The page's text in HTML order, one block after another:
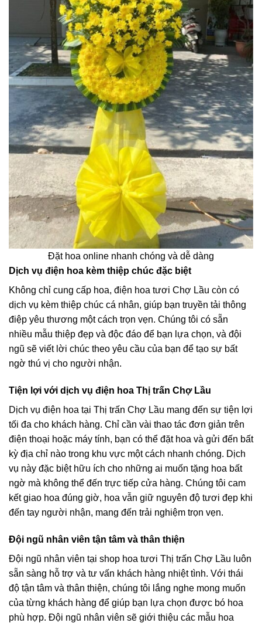
Đặt hoa online nhanh chóng và dễ dàng
Dịch vụ điện hoa kèm thiệp chúc đặc biệt
Không chỉ cung cấp hoa, điện hoa tươi Chợ Lầu còn có
dịch vụ kèm thiệp chúc cá nhân, giúp bạn truyền tải thông
điệp yêu thương một cách trọn vẹn. Chúng tôi có sẵn
nhiều mẫu thiệp đẹp và độc đáo để bạn lựa chọn, và đội
ngũ sẽ viết lời chúc theo yêu cầu của bạn để tạo sự bất
ngờ thú vị cho người nhận.
Tiện lợi với dịch vụ điện hoa Thị trấn Chợ Lầu
Dịch vụ điện hoa tại Thị trấn Chợ Lầu mang đến sự tiện lợi
tối đa cho khách hàng. Chỉ cần vài thao tác đơn giản trên
điện thoại hoặc máy tính, bạn có thể đặt hoa và gửi đến bất
kỳ địa chỉ nào trong khu vực một cách nhanh chóng. Dịch
vụ này đặc biệt hữu ích cho những ai muốn tặng hoa bất
ngờ mà không thể đến trực tiếp cửa hàng. Chúng tôi cam
kết giao hoa đúng giờ, hoa vẫn giữ nguyên độ tươi đẹp khi
đến tay người nhận, mang đến trải nghiệm trọn vẹn.
Đội ngũ nhân viên tận tâm và thân thiện
Đội ngũ nhân viên tại shop hoa tươi Thị trấn Chợ Lầu luôn
sẵn sàng hỗ trợ và tư vấn khách hàng nhiệt tình. Với thái
độ tận tâm và thân thiện, chúng tôi lắng nghe mong muốn
của từng khách hàng để giúp bạn lựa chọn được bó hoa
phù hợp. Đội ngũ nhân viên sẽ giới thiệu các mẫu hoa